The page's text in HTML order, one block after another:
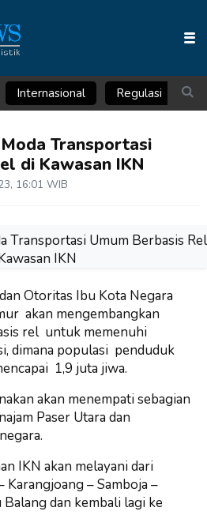
Internasional Regulasi
Transportasi
di Kawasan IKN
16:01 WIB
Otoritas Ibu Kota Negara
akan mengembangkan
rel untuk memenuhi
dimana populasi penduduk
1,9 juta jiwa.
akan menempati sebagian
Paser Utara dan
IKN akan melayani dari
Karangjoang – Samboja –
dan kembali lagi ke